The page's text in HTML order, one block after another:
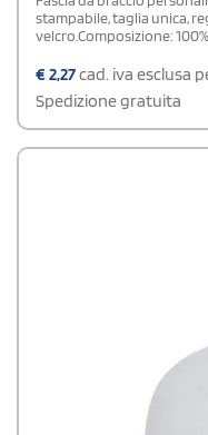
stampabile, taglia unica,
velcro.Composizione:
€2,27cad. iva esclusa
Spedizione gratuita